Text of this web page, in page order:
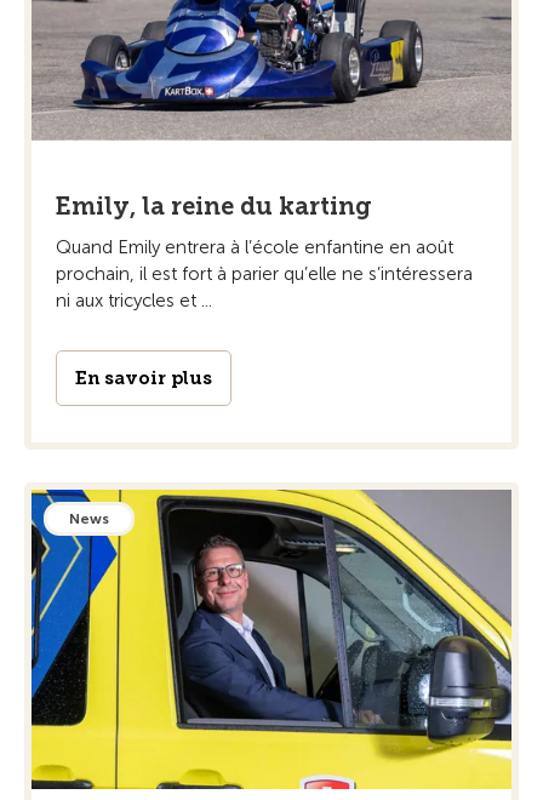
Emily, la reine du karting
Quand Emily entrera à l’école enfantine en août
prochain, il est fort à parier qu’elle ne s’intéressera
ni aux tricycles et ...
En savoir plus
News